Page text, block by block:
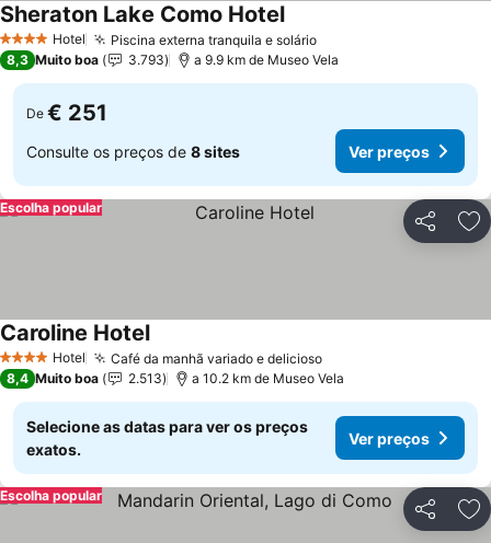
4 EstrelasHotel Piscina externa tranquila e solárioVer preços
Sheraton Lake Como HotelVer preços
8,3 Muito boa 3.793 a 9.9 km de Museo Vela
De € 251
Consulte os preços de 8 sites Ver preços
Partilhar
Escolha popular
4 EstrelasHotel Café da manhã variado e deliciosoVer preços
Caroline HotelVer preços
8,4 Muito boa 2.513 a 10.2 km de Museo Vela
Selecione as datas para ver os preços
exatos.
Ver preços
Partilhar
Escolha popular